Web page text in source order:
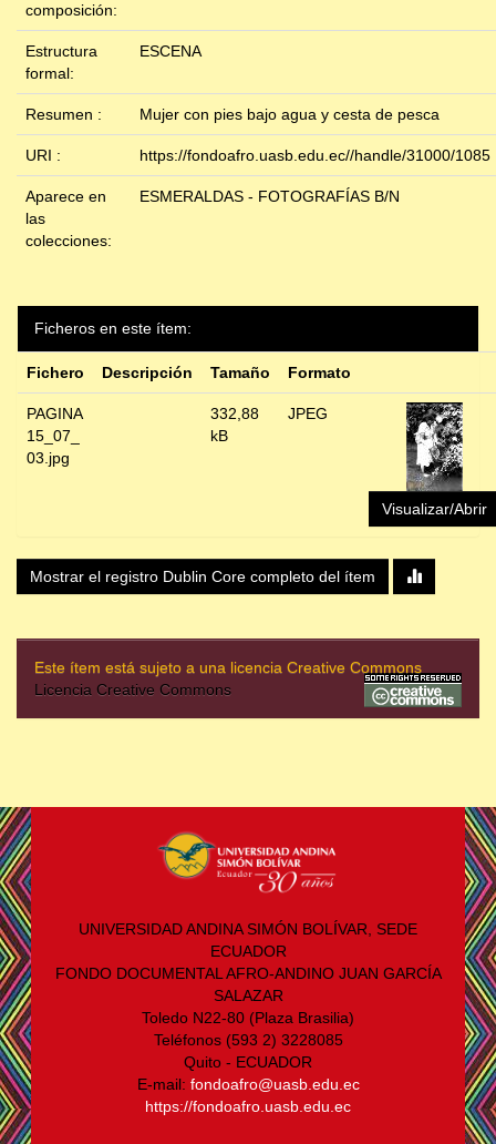
composición:
Estructura
formal:
ESCENA
Resumen : Mujer con pies bajo agua y cesta de pesca
URI : https://fondoafro.uasb.edu.ec//handle/31000/1085
Aparece en
las
colecciones:
ESMERALDAS - FOTOGRAFÍAS B/N
Ficheros en este ítem:
Fichero Descripción Tamaño Formato
PAGINA
15_07_
03.jpg
332,88
kB
JPEG
Visualizar/Abrir
Mostrar el registro Dublin Core completo del ítem
Este ítem está sujeto a una licencia Creative Commons
Licencia Creative Commons
UNIVERSIDAD ANDINA SIMÓN BOLÍVAR, SEDE
ECUADOR
FONDO DOCUMENTAL AFRO-ANDINO JUAN GARCÍA
SALAZAR
Toledo N22-80 (Plaza Brasilia)
Teléfonos (593 2) 3228085
Quito - ECUADOR
E-mail: fondoafro@uasb.edu.ec
https://fondoafro.uasb.edu.ec